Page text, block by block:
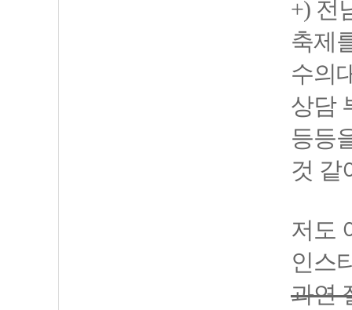
+) 전
축제
수의
상담
등등
것 같
저도
인스
과연